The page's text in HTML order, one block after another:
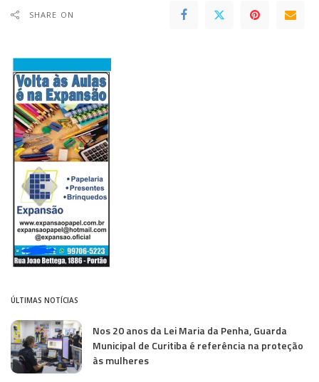
SHARE ON
ÚLTIMAS NOTÍCIAS
Nos 20 anos da Lei Maria da Penha, Guarda
Municipal de Curitiba é referência na proteção
às mulheres